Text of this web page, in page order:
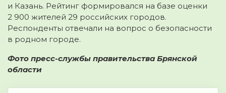
и Казань. Рейтинг формировался на базе оценки
2 900 жителей 29 российских городов.
Респонденты отвечали на вопрос о безопасности
в родном городе.
Фото пресс-службы правительства Брянской
области